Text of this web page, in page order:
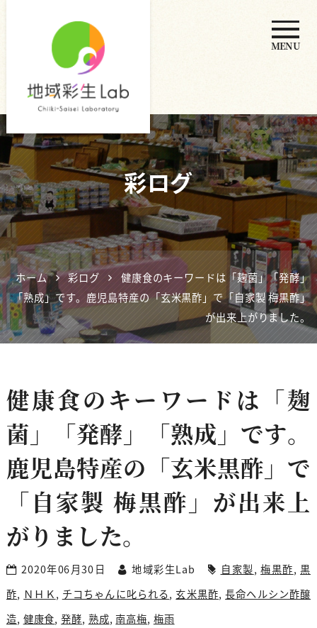
地域彩生
Lab
MENU
彩ログ
ホーム 彩ログ
健康食のキーワードは「麹菌」「発酵」
「熟成」です。鹿児島特産の「玄米黒酢」で「自家製 梅黒酢」
が出来上がりました。
健康食のキーワードは「麹
菌」「発酵」「熟成」です。
鹿児島特産の「玄米黒酢」で
「自家製 梅黒酢」が出来上
がりました。
2020年06月30日 地域彩生Lab 自家製,梅黒酢,黒
酢, ＮＨＫ, チコちゃんに叱られる, 玄米黒酢,長命ヘルシン酢醸
造, 健康食,発酵, 熟成, 南高梅, 梅雨